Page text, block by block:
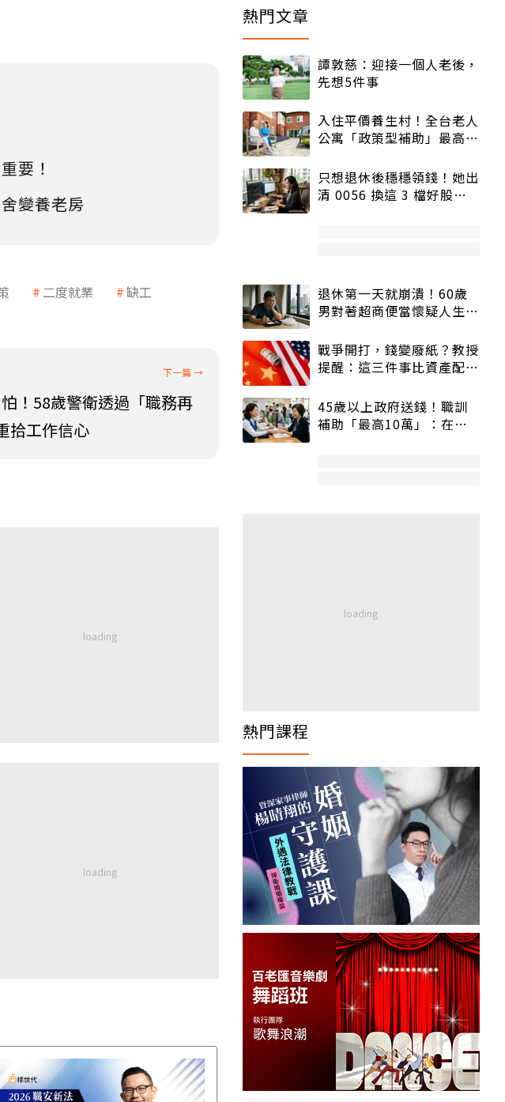
要！
變養老房
二度就業
缺工
！58歲警衛透過「職務再
拾工作信心
熱門文章
譚敦慈：迎接一個人老後，
先想5件事
入住平價養生村！全台老人
公寓「政策型補助」最高打
只想退休後穩穩領錢！她出
清 0056 換這 3 檔好股：
退休第一天就崩潰！60歲
男對著超商便當懷疑人生
戰爭開打，錢變廢紙？教授
提醒：這三件事比資產配置
45歲以上政府送錢！職訓
補助「最高10萬」：在
熱門課程